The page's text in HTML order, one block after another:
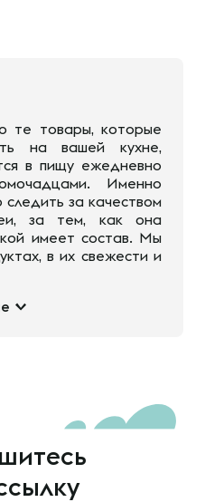
те товары, которые
на вашей кухне,
в пищу ежедневно
Именно
за качеством
за тем, как она
имеет состав. Мы
в их свежести и